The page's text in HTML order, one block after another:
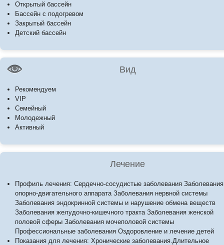
Открытый бассейн
Бассейн с подогревом
Закрытый бассейн
Детский бассейн
Вид
Рекомендуем
VIP
Семейный
Молодежный
Активный
Лечение
Профиль лечения: Сердечно-сосудистые заболевания Заболевания
опорно-двигательного аппарата Заболевания нервной системы
Заболевания эндокринной системы и нарушение обмена веществ
Заболевания желудочно-кишечного тракта Заболевания женской
половой сферы Заболевания мочеполовой системы
Профессиональные заболевания Оздоровление и лечение детей
Показания для лечения: Хронические заболевания.Длительное